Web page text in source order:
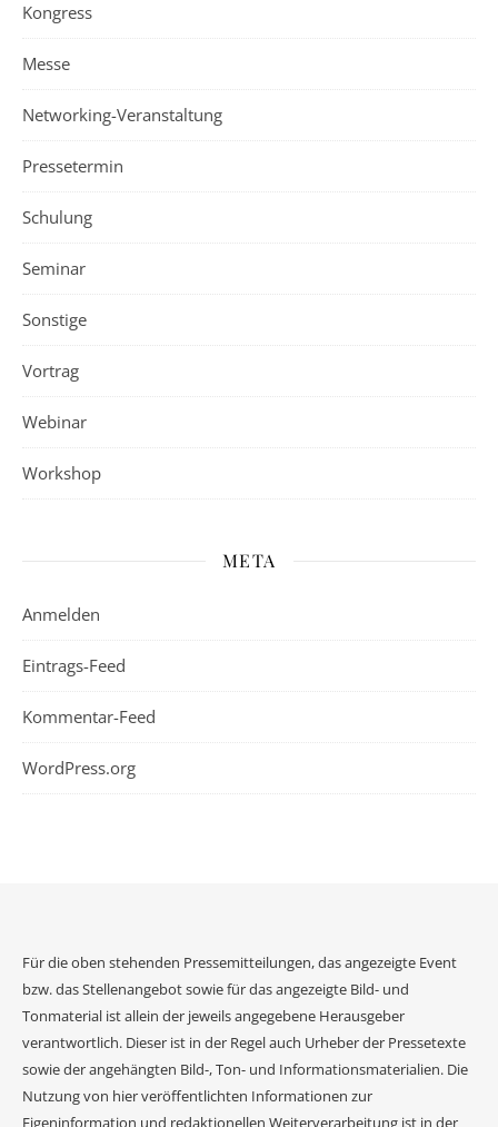
Kongress
Messe
Networking-Veranstaltung
Pressetermin
Schulung
Seminar
Sonstige
Vortrag
Webinar
Workshop
META
Anmelden
Eintrags-Feed
Kommentar-Feed
WordPress.org
Für die oben stehenden Pressemitteilungen, das angezeigte Event
bzw. das Stellenangebot sowie für das angezeigte Bild- und
Tonmaterial ist allein der jeweils angegebene Herausgeber
verantwortlich. Dieser ist in der Regel auch Urheber der Pressetexte
sowie der angehängten Bild-, Ton- und Informationsmaterialien. Die
Nutzung von hier veröffentlichten Informationen zur
Eigeninformation und redaktionellen Weiterverarbeitung ist in der